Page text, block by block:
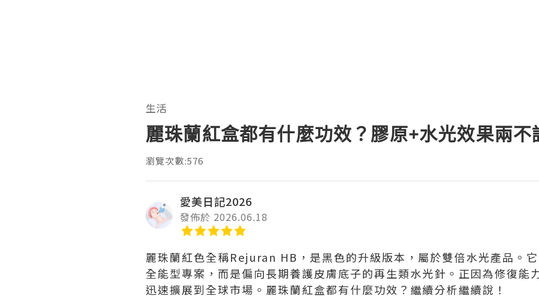
生活
麗珠蘭紅盒都有什麼功效？膠原+水光效果兩不
瀏覽次數:576
愛美日記2026
發佈於 2026.06.18
麗珠蘭紅色全稱Rejuran HB，是黑色的升級版本，屬於雙倍水光產品。
全能型專案，而是偏向長期養護皮膚底子的再生類水光針。正因為修復能
迅速擴展到全球市場。麗珠蘭紅盒都有什麼功效？繼續分析繼續說！